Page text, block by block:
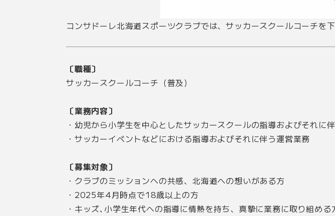
コンサドーレ北海道スポーツクラブでは、サッカースクールコーチを
〔職種〕
サッカースクールコーチ（普及）
〔業務内容〕
・幼児から小学生を中心としたサッカースクールの指導およびそれに
・サッカーイベントなどにおける指導およびそれに伴う運営業務
〔募集対象〕
・クラブのミッションへの共感、北海道への想いがある方
・2025年4月時点で18歳以上の方
・キッズ､小学生年代への指導に情熱を持ち、真摯に業務に取り組める